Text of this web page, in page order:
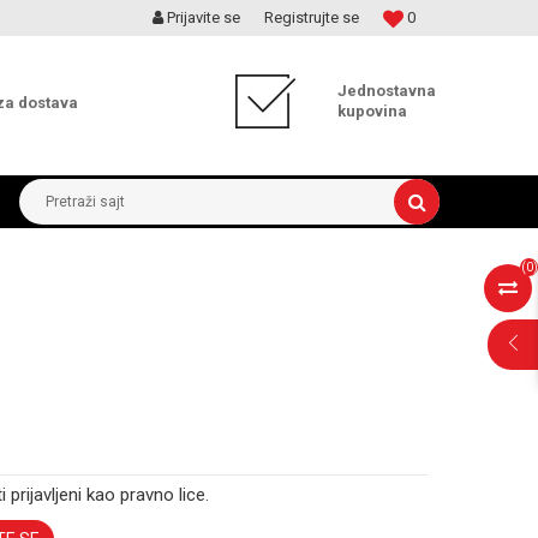
MOGUĆNOST ISPORUKE ZA 24H! 0
Prijavite se Registrujte se
dostava
Jednostavna
kupovina
Pretraži sajt
(0)
prijavljeni kao pravno lice.